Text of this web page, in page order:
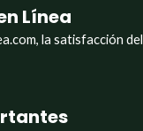
Línea
la satisfacción